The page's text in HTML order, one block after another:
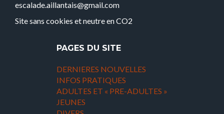
escalade.aillantais@gmail.com
Site sans cookies et neutre en CO2
PAGES DU SITE
DERNIERES NOUVELLES
INFOS PRATIQUES
ADULTES ET « PRE-ADULTES »
JEUNES